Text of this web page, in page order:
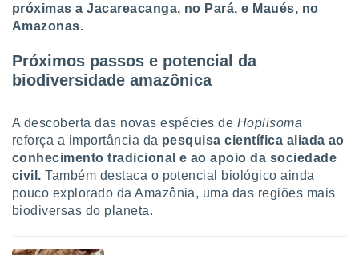
próximas a Jacareacanga, no Pará, e Maués, no
Amazonas.
Próximos passos e potencial da
biodiversidade amazônica
A descoberta das novas espécies de Hoplisoma
reforça a importância da pesquisa científica aliada ao
conhecimento tradicional e ao apoio da sociedade
civil.Também destaca o potencial biológico ainda
pouco explorado da Amazônia, uma das regiões mais
biodiversas do planeta.